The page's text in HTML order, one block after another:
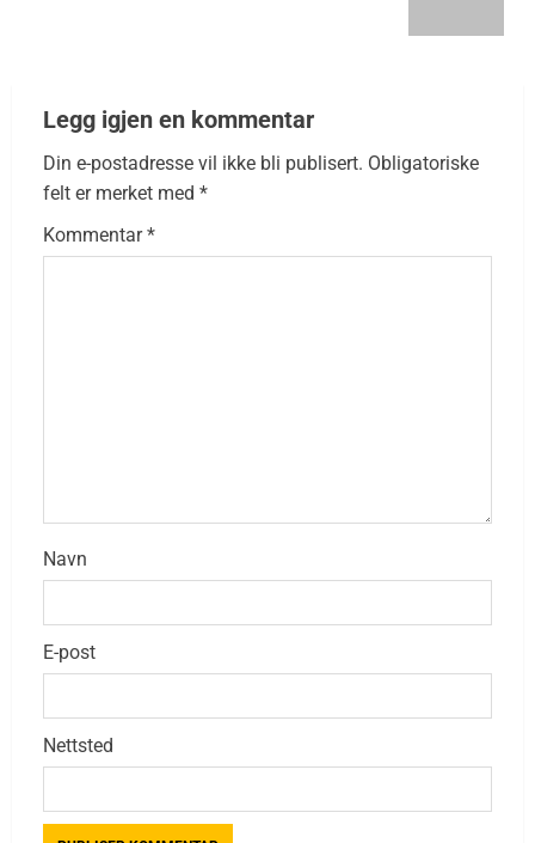
Legg igjen en kommentar
Din e-postadresse vil ikke bli publisert. Obligatoriske
felt er merket med *
Kommentar*
Navn
E-post
Nettsted